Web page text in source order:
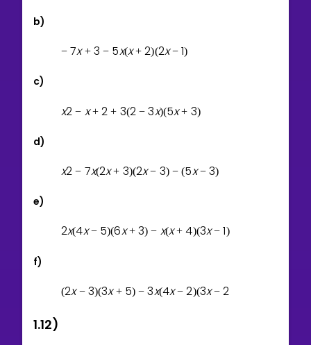
b)
− 7x + 3 − 5x(x + 2)(2x − 1)
c)
x2 − x + 2 + 3(2 − 3x)(5x + 3)
d)
x2 − 7x(2x + 3)(2x − 3) − (5x − 3)
e)
2x(4x − 5)(6x + 3) − x(x + 4)(3x − 1)
f)
(2x − 3)(3x + 5) − 3x(4x − 2)(3x − 2
1.12)